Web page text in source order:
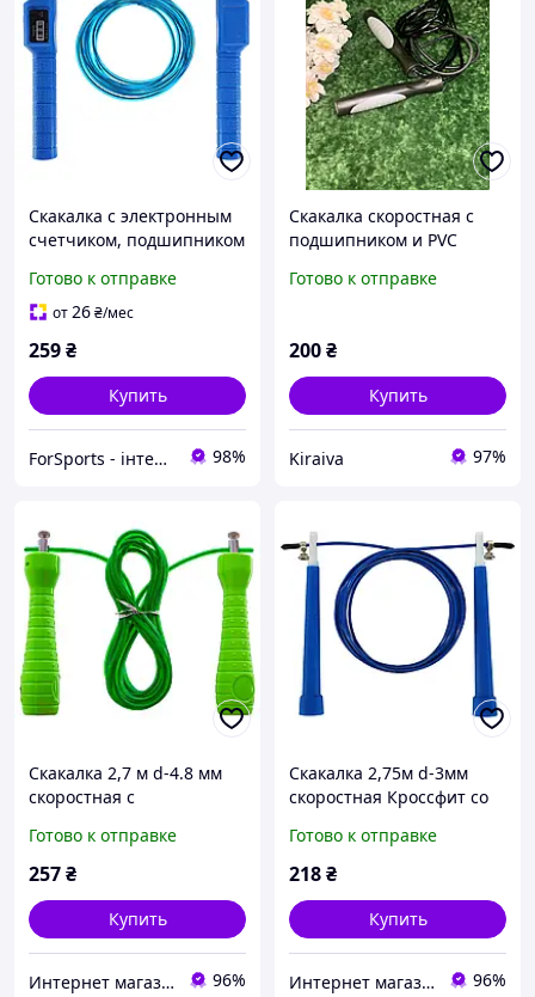
Скакалка с электронным
счетчиком, подшипником
синий
Готово к отправке
от26₴/мес
259₴
Купить
ForSports - інтернет-магазин спортивних товарів 98%
Скакалка скоростная с
подшипником и PVC
серый Н2279
Готово к отправке
200₴
Купить
Kiraiva 97%
Скакалка 2,7 м d-4.8 мм
скоростная с
цвета в ассортименте FI-
4384
Готово к отправке
257₴
Купить
Интернет магазин SportOK 96%
Скакалка 2,75м d-3мм
скоростная Кроссфит со
подшипником Jello цвета
в ассортименте FI-4952
Готово к отправке
218₴
Купить
Интернет магазин SportOK 96%